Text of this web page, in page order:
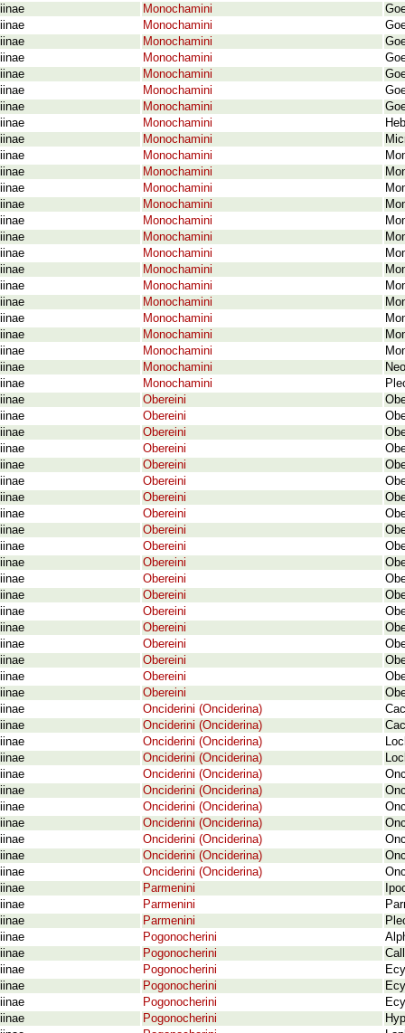
Monochamini
Monochamini
Monochamini
Monochamini
Monochamini
Monochamini
Monochamini
Monochamini
Monochamini
Monochamini
Monochamini
Monochamini
Monochamini
Monochamini
Monochamini
Monochamini
Monochamini
Monochamini
Monochamini
Monochamini
Monochamini
Monochamini
Monochamini
Monochamini
Obereini
Obereini
Obereini
Obereini
Obereini
Obereini
Obereini
Obereini
Obereini
Obereini
Obereini
Obereini
Obereini
Obereini
Obereini
Obereini
Obereini
Obereini
Obereini
Onciderini (Onciderina)
Onciderini (Onciderina)
Onciderini (Onciderina)
Onciderini (Onciderina)
Onciderini (Onciderina)
Onciderini (Onciderina)
Onciderini (Onciderina)
Onciderini (Onciderina)
Onciderini (Onciderina)
Onciderini (Onciderina)
Onciderini (Onciderina)
Parmenini
Parmenini
Parmenini
Pogonocherini
Pogonocherini
Pogonocherini
Pogonocherini
Pogonocherini
Pogonocherini